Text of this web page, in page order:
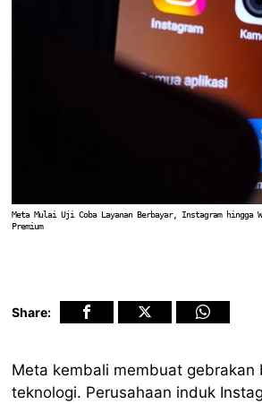
Meta Mulai Uji Coba Layanan Berbayar, Instagram hingga
Premium
Share:
Meta kembali membuat gebrakan
teknologi. Perusahaan induk